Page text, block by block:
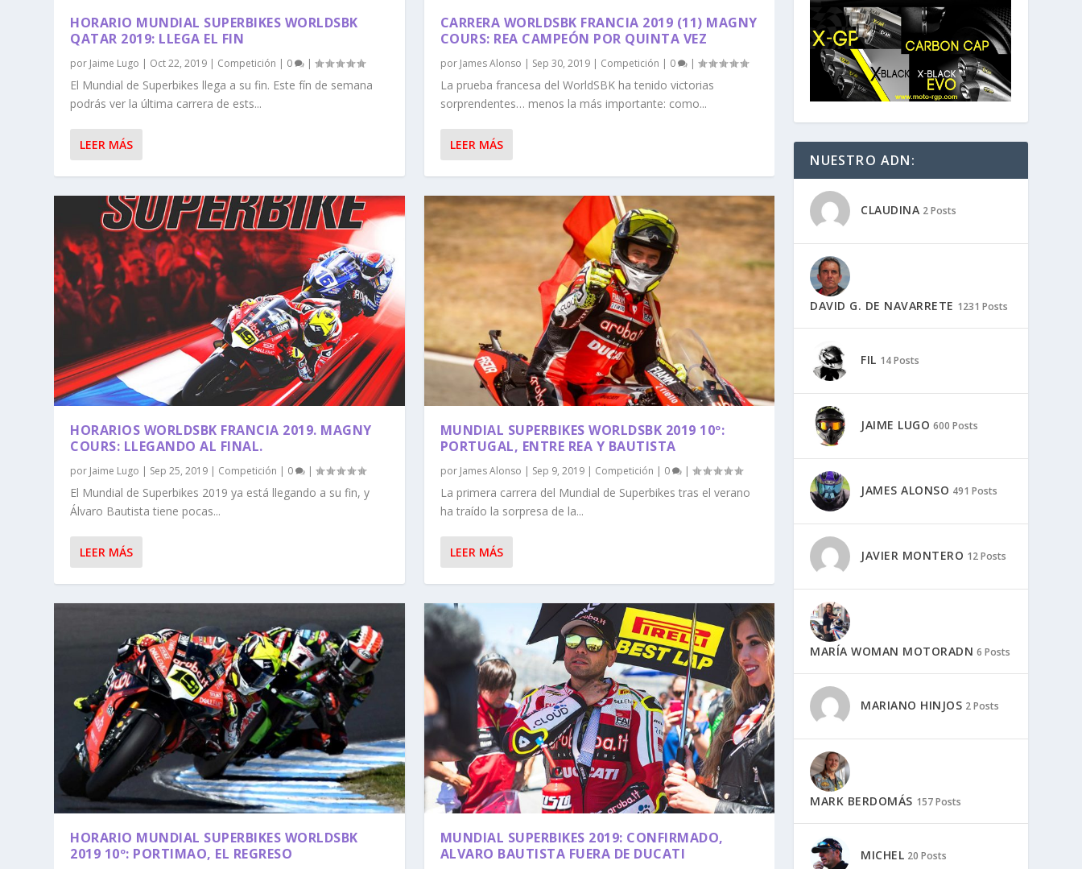
HORARIO MUNDIAL SUPERBIKES WORLDSBK
QATAR 2019: LLEGA EL FIN
por Jaime Lugo | Oct 22, 2019 | Competición | 0 |
El Mundial de Superbikes llega a su fin. Este fín de semana
podrás ver la última carrera de ests...
LEER MÁS
HORARIOS WORLDSBK FRANCIA 2019. MAGNY
COURS: LLEGANDO AL FINAL.
por Jaime Lugo | Sep 25, 2019 | Competición | 0 |
El Mundial de Superbikes 2019 ya está llegando a su fin, y
Álvaro Bautista tiene pocas...
LEER MÁS
HORARIO MUNDIAL SUPERBIKES WORLDSBK
2019 10º: PORTIMAO, EL REGRESO
CARRERA WORLDSBK FRANCIA 2019 (11) MAGNY
COURS: REA CAMPEÓN POR QUINTA VEZ
por James Alonso | Sep 30, 2019| Competición | 0 |
La prueba francesa del WorldSBK ha tenido victorias
sorprendentes… menos la más importante: como...
LEER MÁS
MUNDIAL SUPERBIKES WORLDSBK 2019 10º:
PORTUGAL, ENTRE REA Y BAUTISTA
por James Alonso | Sep 9, 2019| Competición | 0 |
La primera carrera del Mundial de Superbikes tras el verano
ha traído la sorpresa de la...
LEER MÁS
MUNDIAL SUPERBIKES 2019: CONFIRMADO,
ALVARO BAUTISTA FUERA DE DUCATI
NUESTRO ADN:
CLAUDINA 2 Posts
DAVID G. DE NAVARRETE 1231 Posts
FIL 14 Posts
JAIME LUGO 600 Posts
JAMES ALONSO 491 Posts
JAVIER MONTERO 12 Posts
MARÍA WOMAN MOTORADN 6 Posts
MARIANO HINJOS 2 Posts
MARK BERDOMÁS 157 Posts
MICHEL 20 Posts